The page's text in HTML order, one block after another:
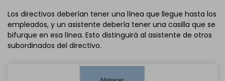
Los directivos deberían tener una línea que llegue hasta los
empleados, y un asistente debería tener una casilla que se
bifurque en esa línea. Esto distinguirá al asistente de otros
subordinados del directivo.